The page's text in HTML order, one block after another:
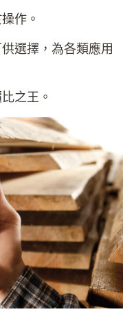
作。
選擇，為各類應用
之王。